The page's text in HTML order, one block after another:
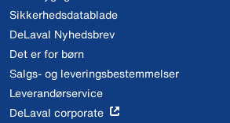
Sikkerhedsdatablade
DeLaval Nyhedsbrev
Det er for børn
Salgs- og leveringsbestemmelser
Leverandørservice
DeLaval corporate